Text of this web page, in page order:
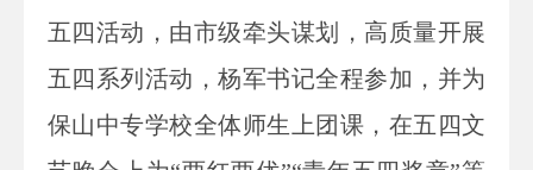
五四活动，由市级牵头谋划，高质量开展
五四系列活动，杨军书记全程参加，并为
保山中专学校全体师生上团课，在五四文